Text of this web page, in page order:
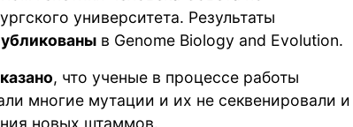
университета. Результаты
в Genome Biology and Evolution.
, что ученые в процессе работы
многие мутации и их не секвенировали и
новых штаммов.